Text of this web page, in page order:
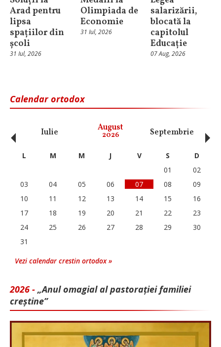
Arad pentru
lipsa
spațiilor din
școli
31 Iul, 2026
Olimpiada de
Economie
31 Iul, 2026
salarizării,
blocată la
capitolul
Educație
07 Aug, 2026
Calendar ortodox
Iulie August
2026 Septembrie
‹ L M M J V S
D
01
02
03
04 05 06 07 08
09
10
11 12 13 14 15
16
17
18 19 20 21 22
23
24
25 26 27 28 29
30
31
Vezi calendar crestin ortodox »
2026 - „Anul omagial al pastorației familiei
creștine”